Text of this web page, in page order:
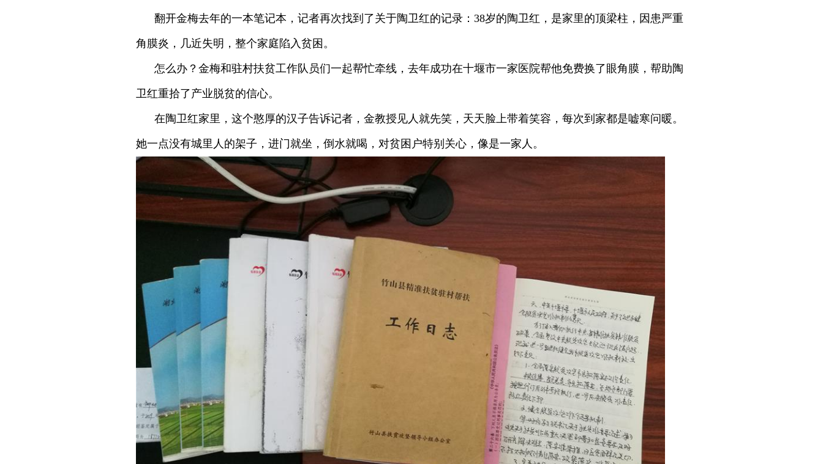
翻开金梅去年的一本笔记本，记者再次找到了关于陶卫红的记录：38岁的陶卫红，是家里的顶梁柱，因患严重
角膜炎，几近失明，整个家庭陷入贫困。
怎么办？金梅和驻村扶贫工作队员们一起帮忙牵线，去年成功在十堰市一家医院帮他免费换了眼角膜，帮助陶
卫红重拾了产业脱贫的信心。
在陶卫红家里，这个憨厚的汉子告诉记者，金教授见人就先笑，天天脸上带着笑容，每次到家都是嘘寒问暖。
她一点没有城里人的架子，进门就坐，倒水就喝，对贫困户特别关心，像是一家人。